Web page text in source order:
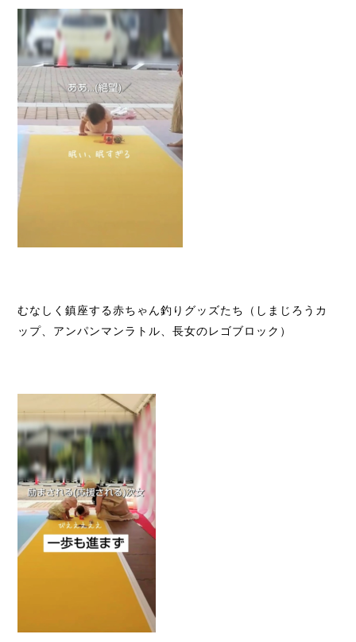
むなしく鎮座する赤ちゃん釣りグッズたち（しまじろうカ
ップ、アンパンマンラトル、長女のレゴブロック）